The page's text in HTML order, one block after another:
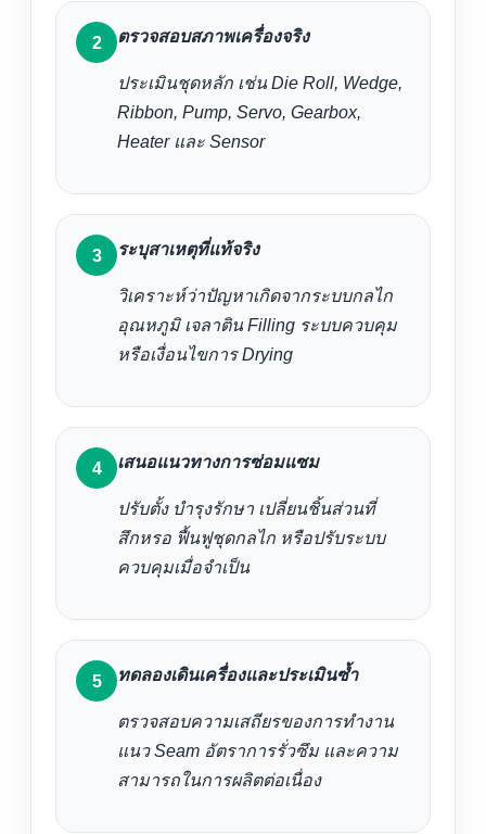
ตรวจสอบสภาพเครื่องจริง
ประเมินชุดหลัก เช่น Die Roll, Wedge,
Ribbon, Pump, Servo, Gearbox,
Heater และ Sensor
ระบุสาเหตุที่แท้จริง
วิเคราะห์ว่าปัญหาเกิดจากระบบกลไก
อุณหภูมิ เจลาติน Filling ระบบควบคุม
หรือเงื่อนไขการ Drying
เสนอแนวทางการซ่อมแซม
ปรับตั้ง บำรุงรักษา เปลี่ยนชิ้นส่วนที่
สึกหรอ ฟื้นฟูชุดกลไก หรือปรับระบบ
ควบคุมเมื่อจำเป็น
ทดลองเดินเครื่องและประเมินซ้ำ
ตรวจสอบความเสถียรของการทำงาน
แนว Seam อัตราการรั่วซึม และความ
สามารถในการผลิตต่อเนื่อง